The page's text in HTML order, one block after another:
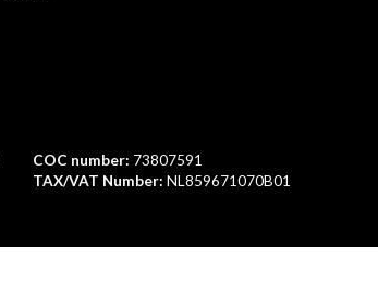
COC number: 73807591
TAX/VAT Number: NL859671070B01